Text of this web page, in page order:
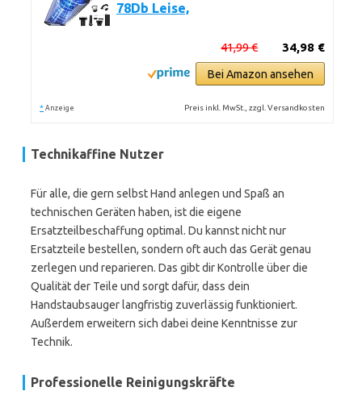
78Db Leise,
34,98 €
41,99 €
Bei Amazon ansehen
* Anzeige Preis inkl. MwSt., zzgl. Versandkosten
Technikaffine Nutzer
Für alle, die gern selbst Hand anlegen und Spaß an
technischen Geräten haben, ist die eigene
Ersatzteilbeschaffung optimal. Du kannst nicht nur
Ersatzteile bestellen, sondern oft auch das Gerät genau
zerlegen und reparieren. Das gibt dir Kontrolle über die
Qualität der Teile und sorgt dafür, dass dein
Handstaubsauger langfristig zuverlässig funktioniert.
Außerdem erweitern sich dabei deine Kenntnisse zur
Technik.
Professionelle Reinigungskräfte